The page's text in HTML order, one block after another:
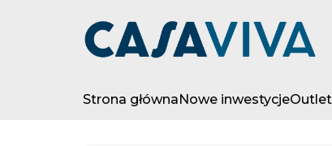
Strona głównaNowe inwestycje